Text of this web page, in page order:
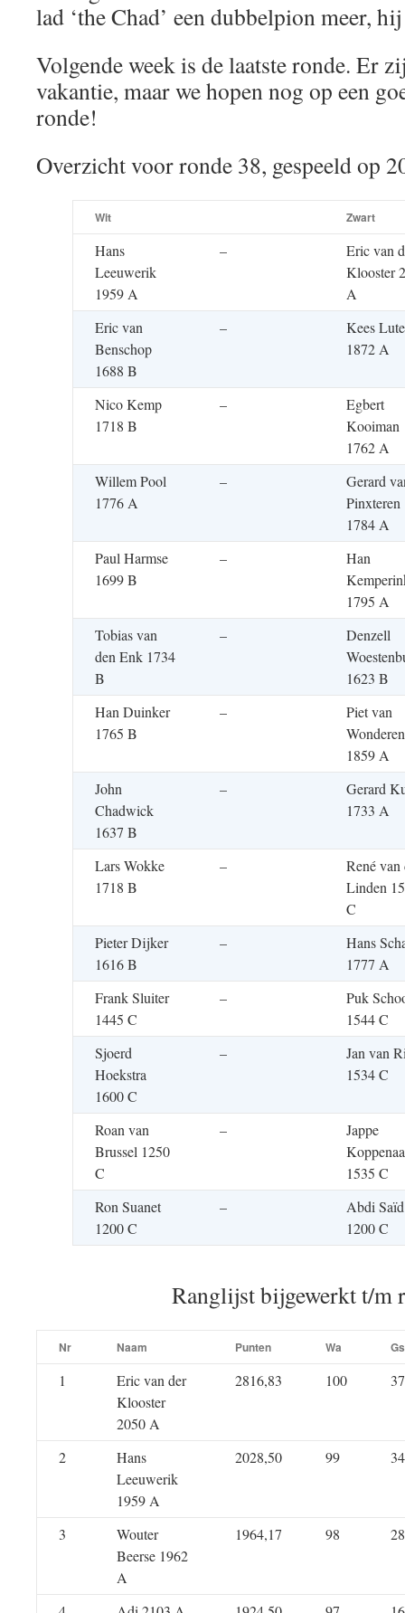
lad ‘the Chad’ een dubbelpion meer,
Volgende week is de laatste ronde. Er
vakantie, maar we hopen nog op een
ronde!
Overzicht voor ronde 38, gespeeld op
Wit Zwart
Hans
Leeuwerik
1959 A
–
Eric van
Klooster
A
Eric van
Benschop
1688 B
–
Kees Lute
1872 A
Nico Kemp
1718 B
–
Egbert
Kooiman
1762 A
Willem Pool
1776 A
–
Gerard
Pinxteren
1784 A
Paul Harmse
1699 B
–
Han
1795 A
Tobias van
den Enk 1734
B
–
Denzell
1623 B
Han Duinker
1765 B
–
Piet van
Wonderen
1859 A
John
Chadwick
1637 B
–
Gerard
1733 A
Lars Wokke
1718 B
–
René van
Linden
C
Pieter Dijker
1616 B
–
Hans
1777 A
Frank Sluiter
1445 C
–
Puk
1544 C
Sjoerd
Hoekstra
1600 C
–
Jan van
1534 C
Roan van
Brussel 1250
C
–
Jappe
1535 C
Ron Suanet
1200 C
–
Abdi Saïd
1200 C
Ranglijst bijgewerkt t/m
Nr Naam Punten Wa
1
Eric van der
Klooster
2050 A
2816,83 100 37
2
Hans
Leeuwerik
1959 A
2028,50 99 34
3
Wouter
Beerse 1962
A
1964,17 98 28